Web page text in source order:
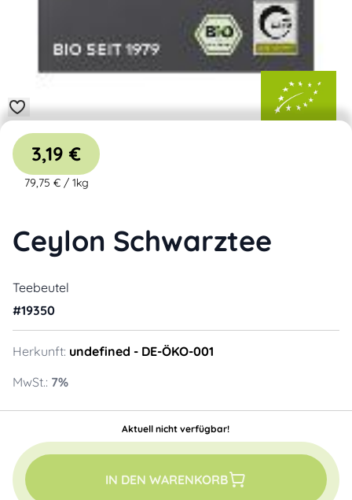
Ceylon Schwarztee
Teebeutel
#19350
Herkunft: undefined - DE-ÖKO-001
MwSt.: 7%
3,19 €
79,75 €/ 1kg
Aktuell nicht verfügbar!
IN DEN WARENKORB